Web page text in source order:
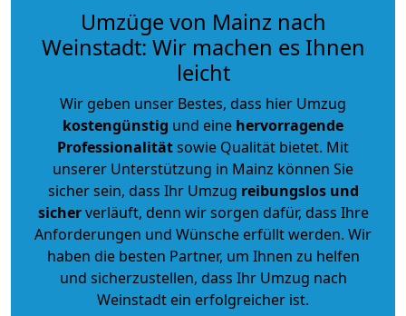
Umzüge von Mainz nach
Weinstadt: Wir machen es Ihnen
leicht
Wir geben unser Bestes, dass hier Umzug
kostengünstig und eine hervorragende
Professionalitätsowie Qualität bietet. Mit
unserer Unterstützung in Mainz können Sie
sicher sein, dass Ihr Umzug reibungslos und
sicherverläuft, denn wir sorgen dafür, dass Ihre
Anforderungen und Wünsche erfüllt werden. Wir
haben die besten Partner, um Ihnen zu helfen
und sicherzustellen, dass Ihr Umzug nach
Weinstadt ein erfolgreicher ist.